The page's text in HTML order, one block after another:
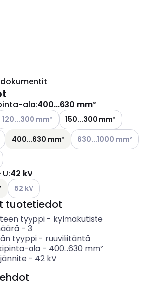
ala:400...630 mm²
käytettävissä olevat vaihtoehdot
120...300 mm²
150...300 mm²
olevat vaihtoehdot
400...630 mm² Katso käytettävissä
630...1000 mm²
:42 kV
Katso käytettävissä olevat vaihtoehdot
52 kV
tuotetiedot
tyyppi- kylmäkutiste
- 3
tyyppi- ruuviliitäntä
ala- 400...630 mm²
- 42 kV